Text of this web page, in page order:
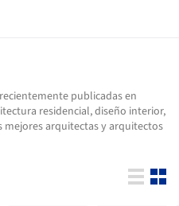
publicadas en
residencial, diseño interior,
mejores arquitectas y arquitectos